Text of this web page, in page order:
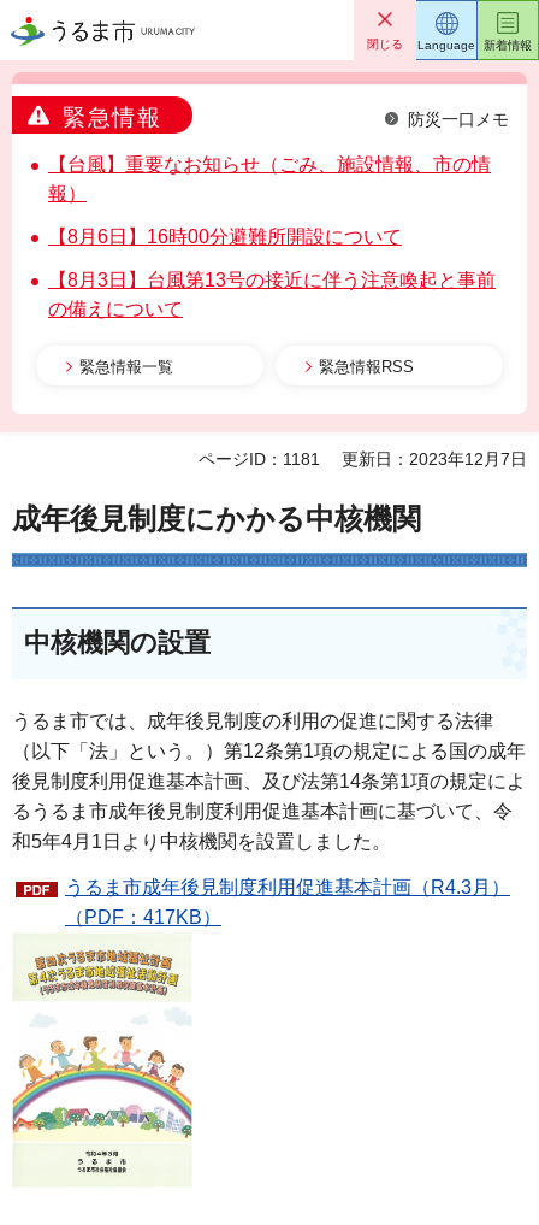
うるま市 閉じる
緊急情報 防災一口メモ
【台風】重要なお知らせ（ごみ、施設情報、市の情
報）
【8月6日】16時00分避難所開設について
【8月3日】台風第13号の接近に伴う注意喚起と事前
の備えについて
緊急情報一覧 緊急情報RSS
Language 新着情報
ページID：1181 更新日：2023年12月7日
成年後見制度にかかる中核機関
中核機関の設置
うるま市では、成年後見制度の利用の促進に関する法律
（以下「法」という。）第12条第1項の規定による国の成年
後見制度利用促進基本計画、及び法第14条第1項の規定によ
るうるま市成年後見制度利用促進基本計画に基づいて、令
和5年4月1日より中核機関を設置しました。
うるま市成年後見制度利用促進基本計画（R4.3月）
（PDF：417KB）